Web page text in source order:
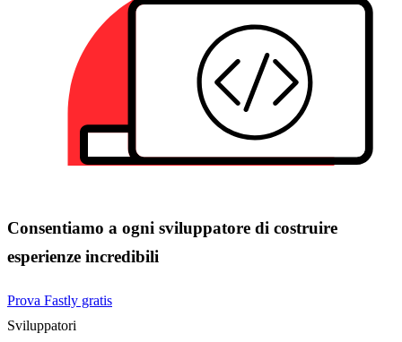
Consentiamo a ogni sviluppatore di costruire
esperienze incredibili
Prova Fastly gratis
Sviluppatori